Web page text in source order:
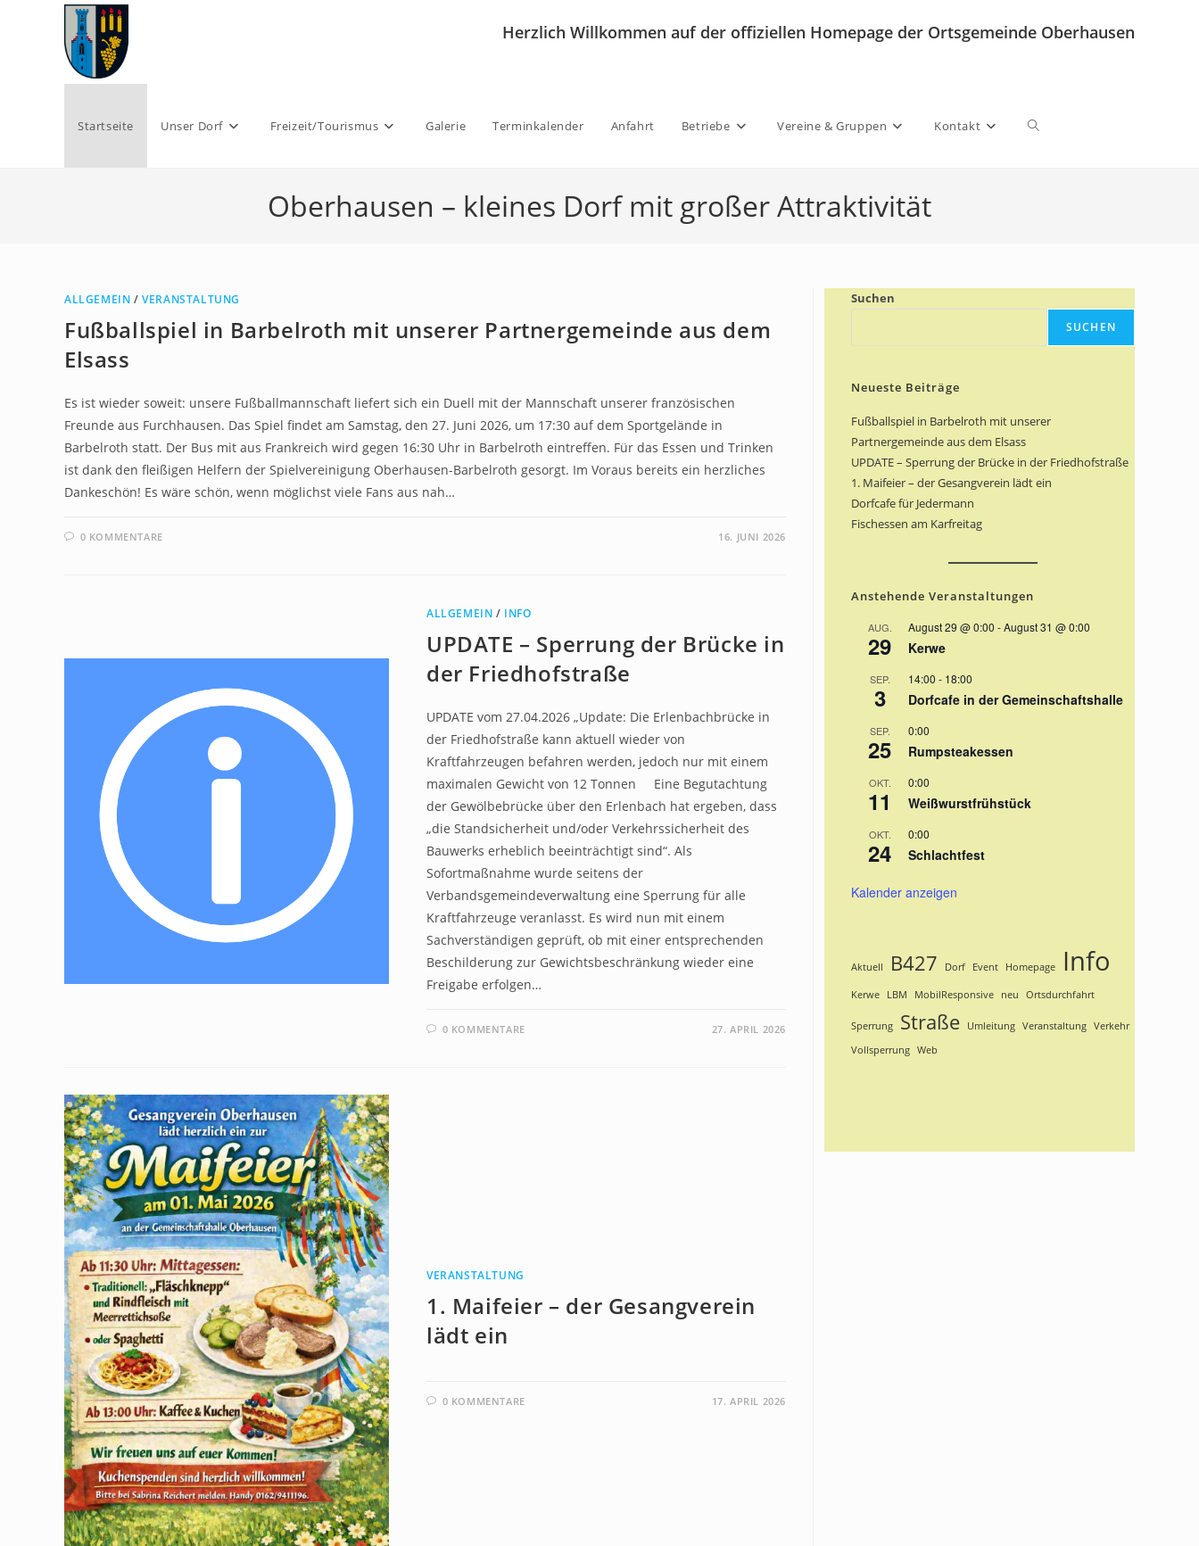
Herzlich Willkommen auf der offiziellen Homepage der Ortsgemeinde Oberhausen
Startseite Unser Dorf Freizeit/Tourismus Galerie Terminkalender Anfahrt Betriebe Vereine & Gruppen Kontakt Website-
umschalten
Oberhausen – kleines Dorf mit großer Attraktivität
ALLGEMEIN /VERANSTALTUNG
Fußballspiel in Barbelroth mit unserer Partnergemeinde aus dem
Elsass
Es ist wieder soweit: unsere Fußballmannschaft liefert sich ein Duell mit der Mannschaft unserer französischen
Freunde aus Furchhausen. Das Spiel findet am Samstag, den 27. Juni 2026, um 17:30 auf dem Sportgelände in
Barbelroth statt. Der Bus mit aus Frankreich wird gegen 16:30 Uhr in Barbelroth eintreffen. Für das Essen und Trinken
ist dank den fleißigen Helfern der Spielvereinigung Oberhausen-Barbelroth gesorgt. Im Voraus bereits ein herzliches
Dankeschön! Es wäre schön, wenn möglichst viele Fans aus nah…
0 KOMMENTARE 16. JUNI 2026
ALLGEMEIN / INFO
UPDATE – Sperrung der Brücke in
der Friedhofstraße
UPDATE vom 27.04.2026 „Update: Die Erlenbachbrücke in
der Friedhofstraße kann aktuell wieder von
Kraftfahrzeugen befahren werden, jedoch nur mit einem
maximalen Gewicht von 12 Tonnen Eine Begutachtung
der Gewölbebrücke über den Erlenbach hat ergeben, dass
„die Standsicherheit und/oder Verkehrssicherheit des
Bauwerks erheblich beeinträchtigt sind“. Als
Sofortmaßnahme wurde seitens der
Verbandsgemeindeverwaltung eine Sperrung für alle
Kraftfahrzeuge veranlasst. Es wird nun mit einem
Sachverständigen geprüft, ob mit einer entsprechenden
Beschilderung zur Gewichtsbeschränkung wieder eine
Freigabe erfolgen…
0 KOMMENTARE 27. APRIL 2026
VERANSTALTUNG
1. Maifeier – der Gesangverein
lädt ein
0 KOMMENTARE 17. APRIL 2026
Suchen
SUCHEN
Neueste Beiträge
Fußballspiel in Barbelroth mit unserer
Partnergemeinde aus dem Elsass
UPDATE – Sperrung der Brücke in der Friedhofstraße
1. Maifeier – der Gesangverein lädt ein
Dorfcafe für Jedermann
Fischessen am Karfreitag
Anstehende Veranstaltungen
AUG.
29
August 29 @ 0:00 -August 31 @ 0:00
Kerwe
SEP.
3
14:00 - 18:00
Dorfcafe in der Gemeinschaftshalle
SEP.
25
0:00
Rumpsteakessen
OKT.
11
0:00
Weißwurstfrühstück
OKT.
24
0:00
Schlachtfest
Kalender anzeigen
Aktuell B427 Dorf Event Homepage Info
Kerwe LBM MobilResponsive neu Ortsdurchfahrt
Sperrung Straße Umleitung Veranstaltung Verkehr
Vollsperrung Web